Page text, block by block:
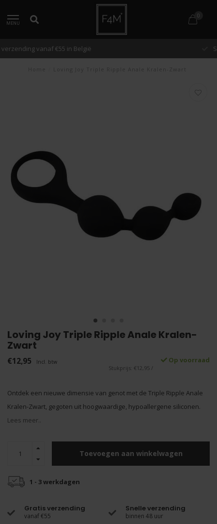
MENU
0
Snelle verzending binnen 48 uur
Loving Joy Triple Ripple Anale Kralen-
Zwart
€12,95 Incl. btw Op voorraad
Stukprijs: €12,95 /
Ontdek een nieuwe dimensie van genot met de Triple Ripple Anale
Kralen-Zwart, gegoten uit hoogwaardige, hypoallergene siliconen.
Lees meer..
Toevoegen aan winkelwagen
1 - 3 werkdagen
Gratis verzending
vanaf €55
Snelle verzending
binnen 48 uur